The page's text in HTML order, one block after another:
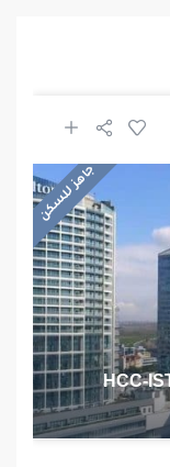
جاهز للسكن
HCC-